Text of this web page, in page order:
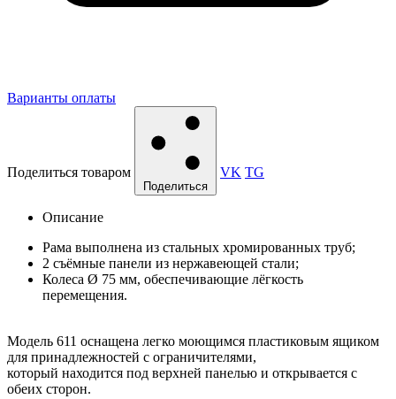
Варианты оплаты
Поделиться товаром
Поделиться
VK TG
Описание
Рама выполнена из стальных хромированных труб;
2 съёмные панели из нержавеющей стали;
Колеса Ø 75 мм, обеспечивающие лёгкость
перемещения.
Модель 611 оснащена легко моющимся пластиковым ящиком
для принадлежностей с ограничителями,
который находится под верхней панелью и открывается с
обеих сторон.